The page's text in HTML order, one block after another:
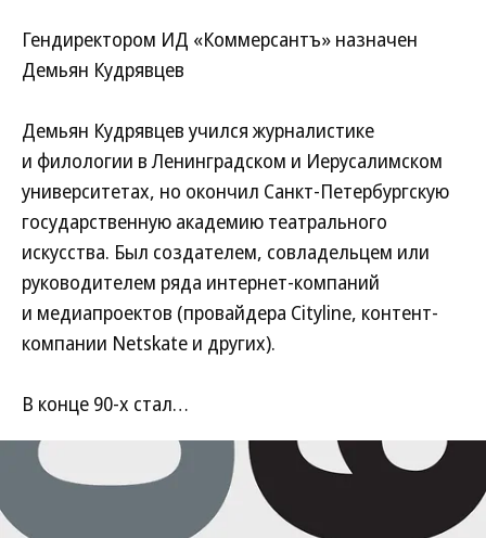
Гендиректором ИД «Коммерсантъ» назначен
Демьян Кудрявцев
Демьян Кудрявцев учился журналистике
и филологии в Ленинградском и Иерусалимском
университетах, но окончил Санкт-Петербургскую
государственную академию театрального
искусства. Был создателем, совладельцем или
руководителем ряда интернет-компаний
и медиапроектов (провайдера Cityline, контент-
компании Netskate и других).
В конце 90-х стал…